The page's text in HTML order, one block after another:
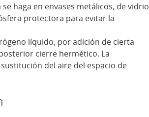
haga en envases metálicos, de vidrio
protectora para evitar la
líquido, por adición de cierta
cierre hermético. La
del aire del espacio de